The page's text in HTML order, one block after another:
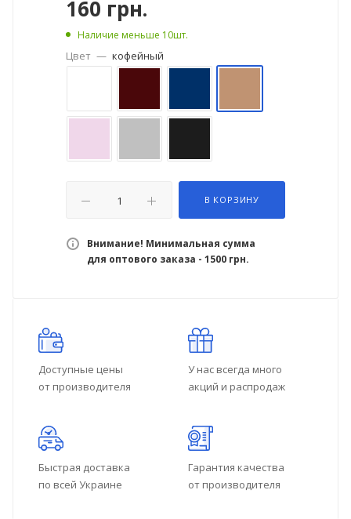
160 грн.
Наличие меньше 10шт.
Цвет — кофейный
В КОРЗИНУ
Внимание! Минимальная сумма
для оптового заказа - 1500 грн.
Доступные цены
от производителя
У нас всегда много
акций и распродаж
Быстрая доставка
по всей Украине
Гарантия качества
от производителя